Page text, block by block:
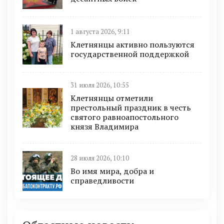
1 августа 2026, 9:11
Клетнянцы активно пользуются
государственной поддержкой
31 июля 2026, 10:55
Клетнянцы отметили
престольный праздник в честь
святого равноапостольного
князя Владимира
28 июля 2026, 10:10
Во имя мира, добра и
справедливости